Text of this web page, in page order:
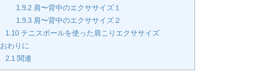
1.9.2 肩〜背中のエクササイズ１
1.9.3 肩〜背中のエクササイズ２
1.10テニスボールを使った肩こりエクササイズ
おわりに
2.1 関連